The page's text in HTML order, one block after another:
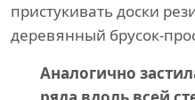
пристукивать доски
деревянный брусок-
Аналогично